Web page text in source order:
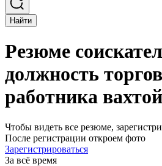
Найти
Резюме
должность
работника
Чтобы видеть все резюме,
После регистрации откроем фото
Зарегистрироваться
За всё время